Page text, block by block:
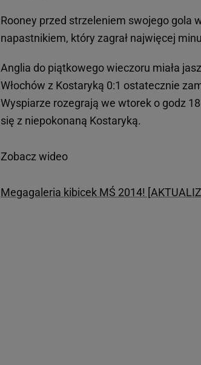
Rooney przed strzeleniem swojego gola
napastnikiem, który zagrał najwięcej
Anglia do piątkowego wieczoru miała
Włochów z Kostaryką 0:1 ostatecznie
Wyspiarze rozegrają we wtorek o godz
się z niepokonaną Kostaryką.
Zobacz wideo
Megagaleria kibicek MŚ 2014!